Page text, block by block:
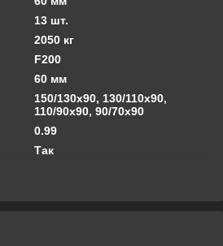
13 шт.
2050 кг
F200
60 мм
150/130х90, 130/110х90,
110/90х90, 90/70х90
0.99
Так